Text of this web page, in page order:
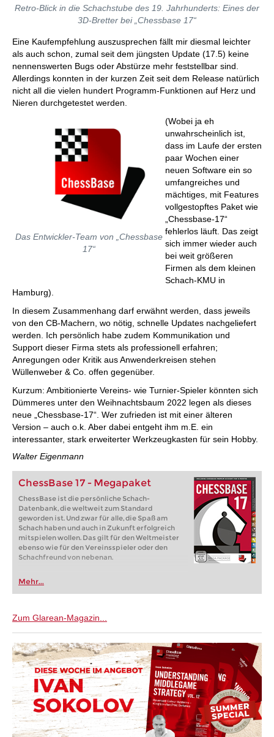
Retro-Blick in die Schachstube des 19. Jahrhunderts: Eines der
3D-Bretter bei „Chessbase 17“
Eine Kaufempfehlung auszusprechen fällt mir diesmal leichter
als auch schon, zumal seit dem jüngsten Update (17.5) keine
nennenswerten Bugs oder Abstürze mehr feststellbar sind.
Allerdings konnten in der kurzen Zeit seit dem Release natürlich
nicht all die vielen hundert Programm-Funktionen auf Herz und
Nieren durchgetestet werden.
Das Entwickler-Team von „Chessbase
17“
(Wobei ja eh
unwahrscheinlich ist,
dass im Laufe der ersten
paar Wochen einer
neuen Software ein so
umfangreiches und
mächtiges, mit Features
vollgestopftes Paket wie
„Chessbase-17“
fehlerlos läuft. Das zeigt
sich immer wieder auch
bei weit größeren
Firmen als dem kleinen
Schach-KMU in
Hamburg).
In diesem Zusammenhang darf erwähnt werden, dass jeweils
von den CB-Machern, wo nötig, schnelle Updates nachgeliefert
werden. Ich persönlich habe zudem Kommunikation und
Support dieser Firma stets als professionell erfahren;
Anregungen oder Kritik aus Anwenderkreisen stehen
Wüllenweber & Co. offen gegenüber.
Kurzum: Ambitionierte Vereins- wie Turnier-Spieler könnten sich
Dümmeres unter den Weihnachtsbaum 2022 legen als dieses
neue „Chessbase-17“. Wer zufrieden ist mit einer älteren
Version – auch o.k. Aber dabei entgeht ihm m.E. ein
interessanter, stark erweiterter Werkzeugkasten für sein Hobby.
Walter Eigenmann
ChessBase 17 - Megapaket
ChessBase ist die persönliche Schach-
Datenbank, die weltweit zum Standard
geworden ist. Und zwar für alle, die Spaß am
Schach haben und auch in Zukunft erfolgreich
mitspielen wollen. Das gilt für den Weltmeister
ebenso wie für den Vereinsspieler oder den
Schachfreund von nebenan.
Mehr...
Zum Glarean-Magazin...